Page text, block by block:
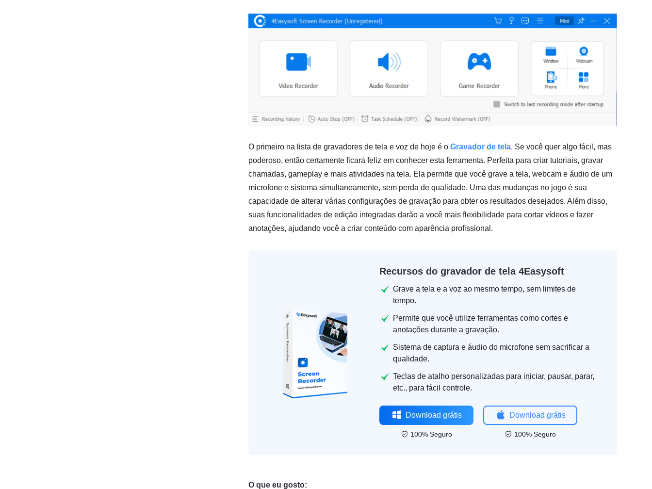
O primeiro na lista de gravadores de tela e voz de hoje é o Gravador de tela. Se você quer algo fácil, mas
poderoso, então certamente ficará feliz em conhecer esta ferramenta. Perfeita para criar tutoriais, gravar
chamadas, gameplay e mais atividades na tela. Ela permite que você grave a tela, webcam e áudio de um
microfone e sistema simultaneamente, sem perda de qualidade. Uma das mudanças no jogo é sua
capacidade de alterar várias configurações de gravação para obter os resultados desejados. Além disso,
suas funcionalidades de edição integradas darão a você mais flexibilidade para cortar vídeos e fazer
anotações, ajudando você a criar conteúdo com aparência profissional.
Recursos do gravador de tela 4Easysoft
Grave a tela e a voz ao mesmo tempo, sem limites de
tempo.
Permite que você utilize ferramentas como cortes e
anotações durante a gravação.
Sistema de captura e áudio do microfone sem sacrificar a
qualidade.
Teclas de atalho personalizadas para iniciar, pausar, parar,
etc., para fácil controle.
Download grátis
100% Seguro
Download grátis
100% Seguro
O que eu gosto: